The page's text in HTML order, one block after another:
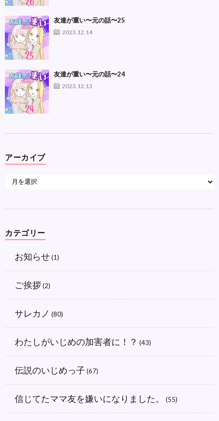
友達が重い〜元の話〜25
2023.12.14
友達が重い〜元の話〜24
2023.12.13
アーカイブ
カテゴリー
お知らせ(1)
ご挨拶(2)
サレカノ (80)
わたしがいじめの加害者に！？ (43)
伝説のいじめっ子 (67)
信じてたママ友を嫌いになりました。 (55)